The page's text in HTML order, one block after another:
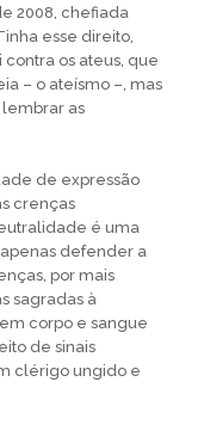
2008, chefiada
esse direito,
os ateus, que
– o ateísmo –, mas
as
de expressão
crenças
é uma
defender a
por mais
sagradas à
corpo e sangue
de sinais
clérigo ungido e